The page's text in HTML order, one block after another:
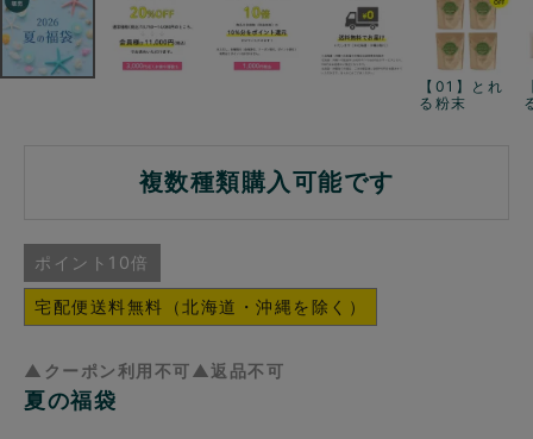
【01】とれ
る粉末
複数種類購入可能です
ポイント10倍
宅配便送料無料（北海道・沖縄を除く）
▲クーポン利用不可▲返品不可
夏の福袋